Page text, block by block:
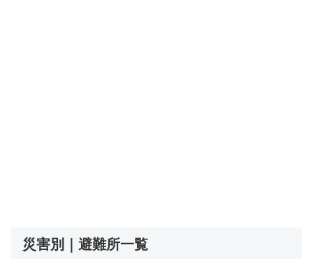
災害別｜避難所一覧